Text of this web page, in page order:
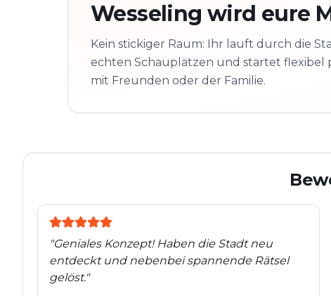
Wesseling wird eure
Kein stickiger Raum: Ihr lauft durch die
echten Schauplätzen und startet flexibel
mit Freunden oder der Familie.
"Geniales Konzept! Haben die Stadt neu
entdeckt und nebenbei spannende Rätsel
gelöst."